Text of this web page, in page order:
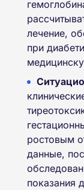
лечение,
при
ростовым
данные,
показания